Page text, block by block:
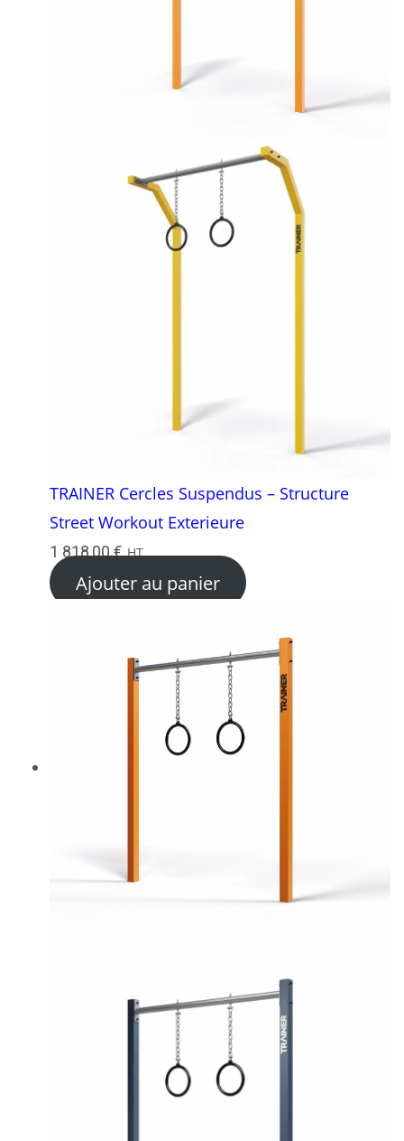
TRAINER Cercles Suspendus – Structure
Street Workout Exterieure
1 818,00€ HT
Ajouter au panier